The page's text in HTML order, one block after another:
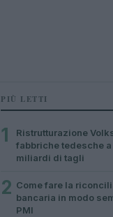
PIÙ LETTI
1
Ristrutturazione
fabbriche tedesche
miliardi di tagli
2 Come fare la
bancaria in modo
PMI